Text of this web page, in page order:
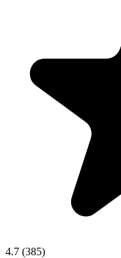
4.7 (385)